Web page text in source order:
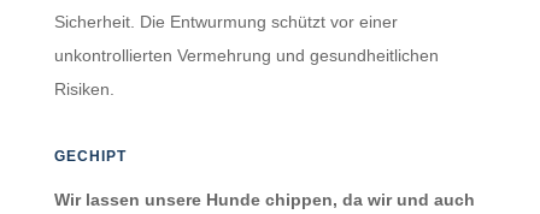
Sicherheit. Die Entwurmung schützt vor einer
unkontrollierten Vermehrung und gesundheitlichen
Risiken.
GECHIPT
Wir lassen unsere Hunde chippen, da wir und auch